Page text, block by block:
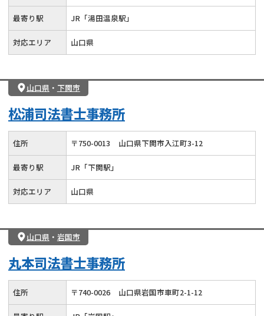
最寄り駅 JR「湯田温泉駅」
対応エリア 山口県
山口県 ・ 下関市
松浦司法書士事務所
住所 〒750-0013 山口県下関市入江町3-12
最寄り駅 JR「下関駅」
対応エリア 山口県
山口県 ・ 岩国市
丸本司法書士事務所
住所 〒740-0026 山口県岩国市車町2-1-12